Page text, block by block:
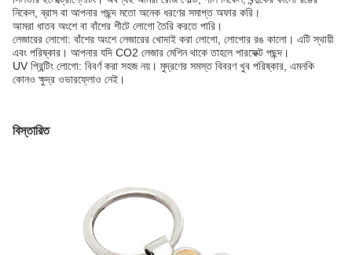
নিকেল, ব্রাস বা আপনার পছন্দ মতো অনেক ধরণের সমাপ্ত অফার করি।
আমরা ধাতব অংশে বা বাঁশের শীটে লোগো তৈরি করতে পারি।
লেজারের লোগো: বাঁশের অংশে লেজারের খোদাই করা লোগো, লোগোর রঙ কালো। এটি স্থায়ী
এবং পরিষ্কার। আপনার যদি CO2 লেজার মেশিন থাকে তাহলে পারফেক্ট পছন্দ।
UV প্রিন্টিং লোগো: বিবর্ণ করা সহজ নয়। মুদ্রণের সমস্ত বিবরণ খুব পরিষ্কার, এমনকি
কোনও ক্ষুদ্র ওভারফ্লোও নেই।
বিস্তারিত